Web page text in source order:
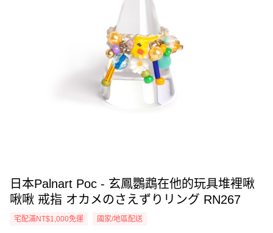
日本Palnart Poc - 玄鳳鸚鵡在他的玩具堆裡啾
啾啾 戒指 オカメのさえずりリング RN267
宅配滿NT$1,000免運 國家/地區配送